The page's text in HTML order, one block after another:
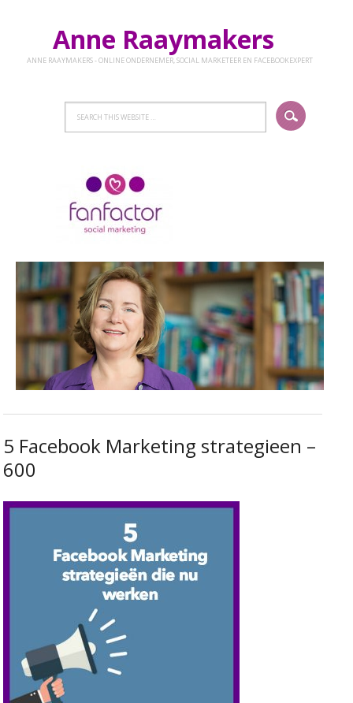
Anne Raaymakers
ANNE RAAYMAKERS - ONLINE ONDERNEMER, SOCIAL MARKETEER EN FACEBOOKEXPERT
5 Facebook Marketing strategieen –
600